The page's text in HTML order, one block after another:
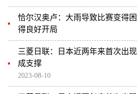
恰尔汉奥卢：大雨导致比赛变得
得良好开局
三菱日联：日本近两年来首次出
成支撑
2023-08-10